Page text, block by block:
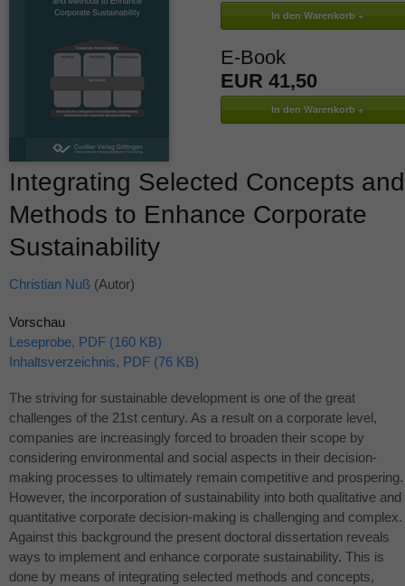
E-Book
EUR 41,50
Integrating Selected Concepts and
Methods to Enhance Corporate
Sustainability
Christian Nuß (Autor)
Vorschau
Leseprobe, PDF (160 KB)
Inhaltsverzeichnis, PDF (76 KB)
The striving for sustainable development is one of the great
challenges of the 21st century. As a result on a corporate level,
companies are increasingly forced to broaden their scope by
considering environmental and social aspects in their decision-
making processes to ultimately remain competitive and prospering.
However, the incorporation of sustainability into both qualitative and
quantitative corporate decision-making is challenging and complex.
Against this background the present doctoral dissertation reveals
ways to implement and enhance corporate sustainability. This is
done by means of integrating selected methods and concepts,